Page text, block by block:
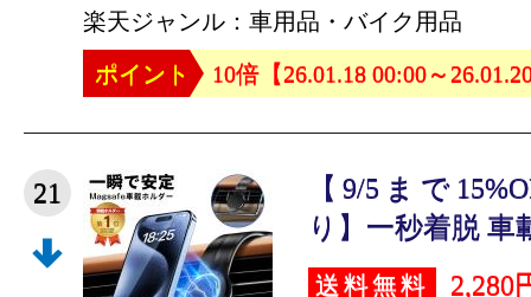
楽天ジャンル：車用品・バイク用品
ポイント
10倍【26.01.18 00:00～
21
【9/5まで
り】一秒着脱 車
送料無料 2,280